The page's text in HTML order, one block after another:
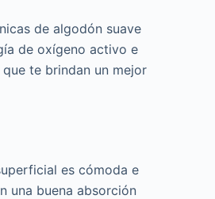
de algodón suave
de oxígeno activo e
te brindan un mejor
es cómoda e
una buena absorción